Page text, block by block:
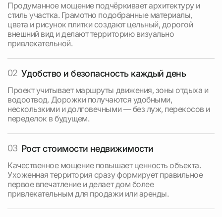
Продуманное мощение подчёркивает архитектуру и
стиль участка. Грамотно подобранные материалы,
цвета и рисунок плитки создают цельный, дорогой
внешний вид и делают территорию визуально
привлекательной.
02 Удобство и безопасность каждый день
Проект учитывает маршруты движения, зоны отдыха и
водоотвод. Дорожки получаются удобными,
нескользкими и долговечными — без луж, перекосов и
переделок в будущем.
03 Рост стоимости недвижимости
Качественное мощение повышает ценность объекта.
Ухоженная территория сразу формирует правильное
первое впечатление и делает дом более
привлекательным для продажи или аренды.